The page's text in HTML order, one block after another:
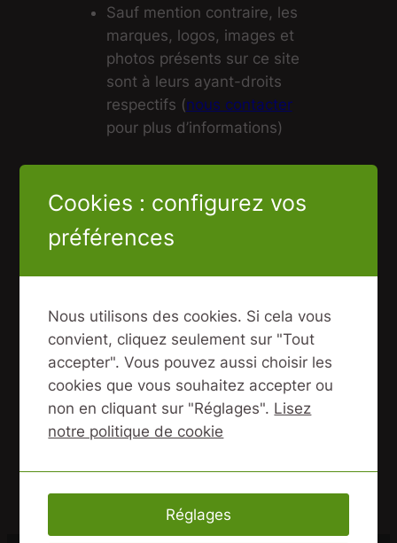
Sauf mention contraire, les
marques, logos, images et
photos présents sur ce site
sont à leurs ayant-droits
respectifs (nous contacter
pour plus d’informations)
confidentialité
d’analyses statistiques et de
mesures de l’audience ce site fait
usage de cookies et du service
tiers Google Analytics. Vous pouvez
refuser les cookies attribués par ce
site sans que votre expérience sur
ce dernier n’en soit affectée.
confidentialité
Cookies : configurez vos
préférences
Nous utilisons des cookies. Si cela vous
convient, cliquez seulement sur "Tout
accepter". Vous pouvez aussi choisir les
cookies que vous souhaitez accepter ou
non en cliquant sur "Réglages". Lisez
notre politique de cookie
Réglages